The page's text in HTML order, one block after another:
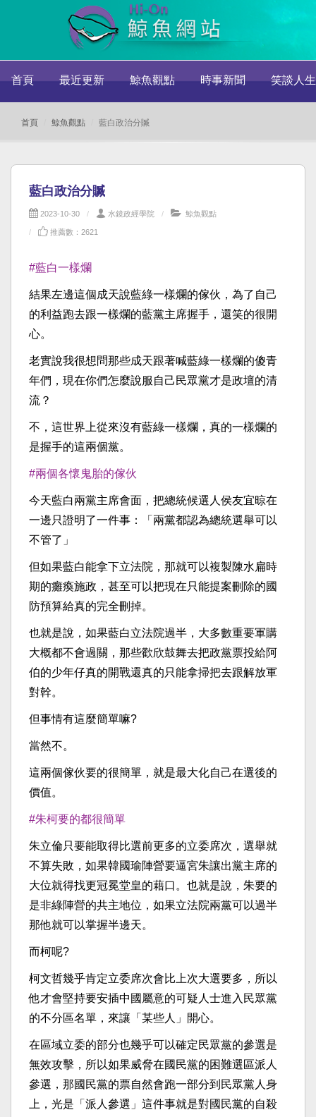
首頁 最近更新 鯨魚觀點 時事新聞 笑談人生
首頁 鯨魚觀點 藍白政治分贓
藍白政治分贓
2023-10-30 水鏡政經學院 鯨魚觀點
推薦數：2621
#藍白一樣爛
結果左邊這個成天說藍綠一樣爛的傢伙，為了自己
的利益跑去跟一樣爛的藍黨主席握手，還笑的很開
心。
老實說我很想問那些成天跟著喊藍綠一樣爛的傻青
年們，現在你們怎麼說服自己民眾黨才是政壇的清
流？
不，這世界上從來沒有藍綠一樣爛，真的一樣爛的
是握手的這兩個黨。
#兩個各懷鬼胎的傢伙
今天藍白兩黨主席會面，把總統候選人侯友宜晾在
一邊只證明了一件事：「兩黨都認為總統選舉可以
不管了」
但如果藍白能拿下立法院，那就可以複製陳水扁時
期的癱瘓施政，甚至可以把現在只能提案刪除的國
防預算給真的完全刪掉。
也就是說，如果藍白立法院過半，大多數重要軍購
大概都不會過關，那些歡欣鼓舞去把政黨票投給阿
伯的少年仔真的開戰還真的只能拿掃把去跟解放軍
對幹。
但事情有這麼簡單嘛?
當然不。
這兩個傢伙要的很簡單，就是最大化自己在選後的
價值。
#朱柯要的都很簡單
朱立倫只要能取得比選前更多的立委席次，選舉就
不算失敗，如果韓國瑜陣營要逼宮朱讓出黨主席的
大位就得找更冠冕堂皇的藉口。也就是說，朱要的
是非綠陣營的共主地位，如果立法院兩黨可以過半
那他就可以掌握半邊天。
而柯呢?
柯文哲幾乎肯定立委席次會比上次大選要多，所以
他才會堅持要安插中國屬意的可疑人士進入民眾黨
的不分區名單，來讓「某些人」開心。
在區域立委的部分也幾乎可以確定民眾黨的參選是
無效攻擊，所以如果威脅在國民黨的困難選區派人
參選，那國民黨的票自然會跑一部分到民眾黨人身
上，光是「派人參選」這件事就是對國民黨的自殺